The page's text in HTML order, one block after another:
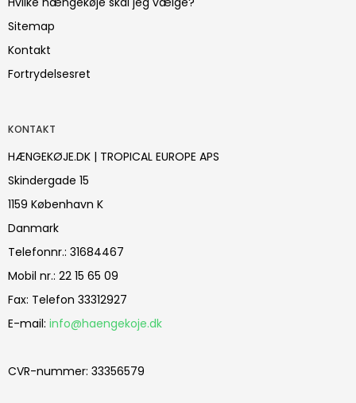
Sitemap
Kontakt
Fortrydelsesret
KONTAKT
HÆNGEKØJE.DK | TROPICAL EUROPE APS
Skindergade 15
1159 København K
Danmark
Telefonnr.: 31684467
Mobil nr.: 22 15 65 09
Fax: Telefon 33312927
E-mail: info@haengekoje.dk
CVR-nummer: 33356579